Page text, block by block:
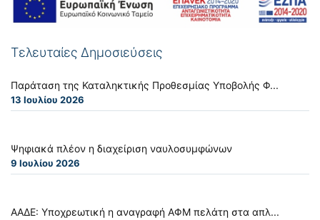
Τελευταίες Δημοσιεύσεις
Παράταση της Καταληκτικής Προθεσμίας Υποβολής Φ...
13 Ιουλίου 2026
Ψηφιακά πλέον η διαχείριση ναυλοσυμφώνων
9 Ιουλίου 2026
ΑΑΔΕ: Υποχρεωτική η αναγραφή ΑΦΜ πελάτη στα απλ...